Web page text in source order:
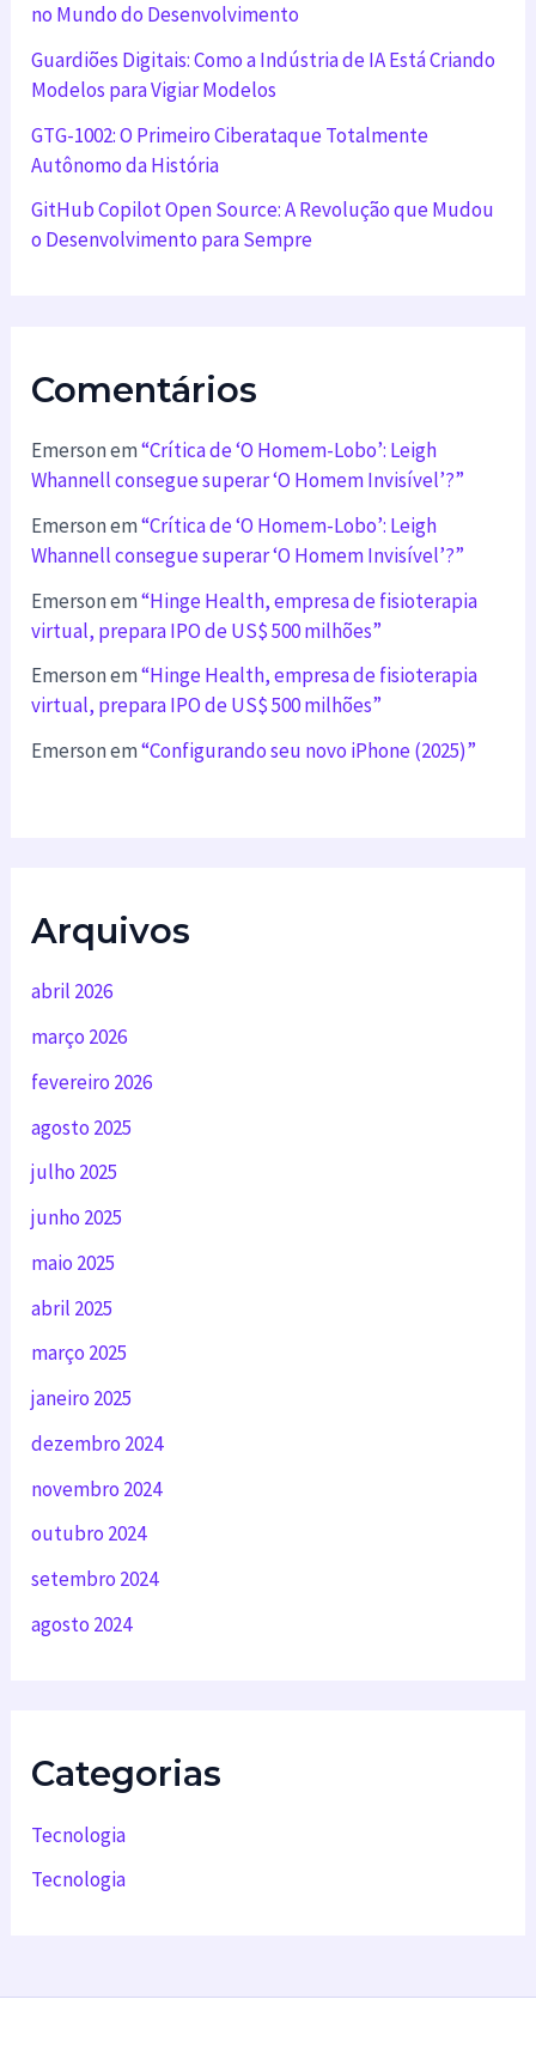
no Mundo do Desenvolvimento
Guardiões Digitais: Como a Indústria de IA Está Criando
Modelos para Vigiar Modelos
GTG-1002: O Primeiro Ciberataque Totalmente
Autônomo da História
GitHub Copilot Open Source: A Revolução que Mudou
o Desenvolvimento para Sempre
Comentários
Emersonem“Crítica de ‘O Homem-Lobo’: Leigh
Whannell consegue superar ‘O Homem Invisível’?”
Emersonem“Crítica de ‘O Homem-Lobo’: Leigh
Whannell consegue superar ‘O Homem Invisível’?”
Emersonem“Hinge Health, empresa de fisioterapia
virtual, prepara IPO de US$ 500 milhões”
Emersonem“Hinge Health, empresa de fisioterapia
virtual, prepara IPO de US$ 500 milhões”
Emersonem“Configurando seu novo iPhone (2025)”
Arquivos
abril 2026
março 2026
fevereiro 2026
agosto 2025
julho 2025
junho 2025
maio 2025
abril 2025
março 2025
janeiro 2025
dezembro 2024
novembro 2024
outubro 2024
setembro 2024
agosto 2024
Categorias
Tecnologia
Tecnologia